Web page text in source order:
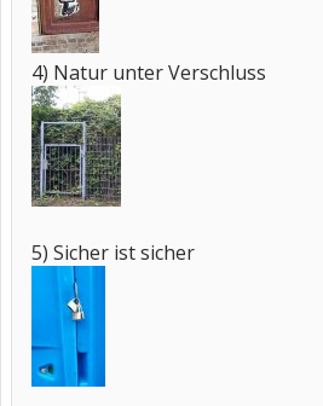
4) Natur unter Verschluss
5) Sicher ist sicher